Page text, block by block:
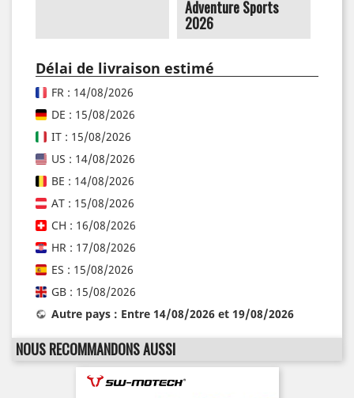
Adventure Sports
2026
Délai de livraison estimé
FR : 14/08/2026
DE : 15/08/2026
IT : 15/08/2026
US : 14/08/2026
BE : 14/08/2026
AT : 15/08/2026
CH : 16/08/2026
HR : 17/08/2026
ES : 15/08/2026
GB : 15/08/2026
Autre pays : Entre 14/08/2026 et 19/08/2026
NOUS RECOMMANDONS AUSSI